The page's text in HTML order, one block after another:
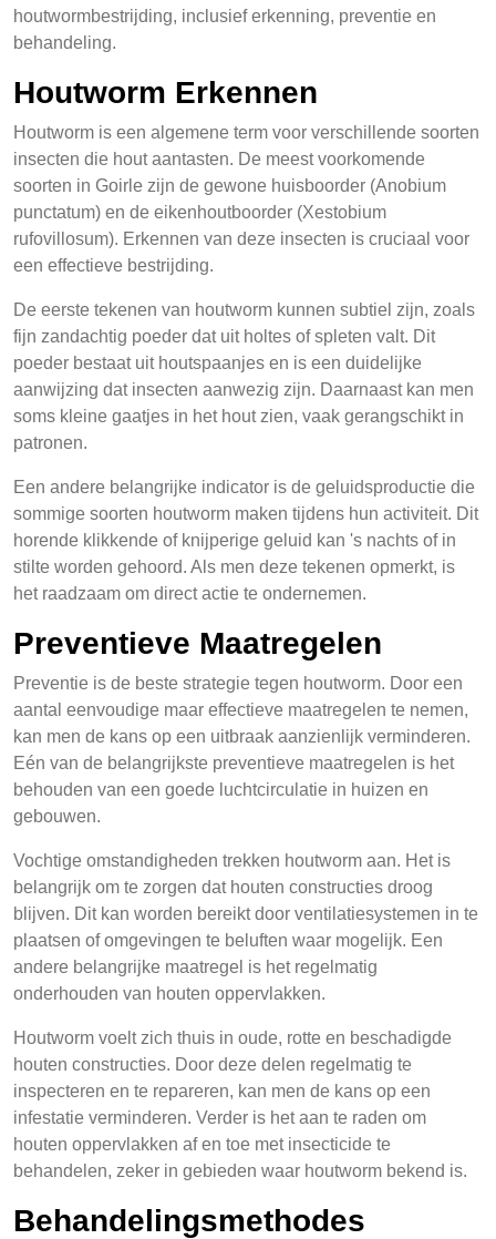
houtwormbestrijding, inclusief erkenning, preventie en
behandeling.
Houtworm Erkennen
Houtworm is een algemene term voor verschillende soorten
insecten die hout aantasten. De meest voorkomende
soorten in Goirle zijn de gewone huisboorder (Anobium
punctatum) en de eikenhoutboorder (Xestobium
rufovillosum). Erkennen van deze insecten is cruciaal voor
een effectieve bestrijding.
De eerste tekenen van houtworm kunnen subtiel zijn, zoals
fijn zandachtig poeder dat uit holtes of spleten valt. Dit
poeder bestaat uit houtspaanjes en is een duidelijke
aanwijzing dat insecten aanwezig zijn. Daarnaast kan men
soms kleine gaatjes in het hout zien, vaak gerangschikt in
patronen.
Een andere belangrijke indicator is de geluidsproductie die
sommige soorten houtworm maken tijdens hun activiteit. Dit
horende klikkende of knijperige geluid kan 's nachts of in
stilte worden gehoord. Als men deze tekenen opmerkt, is
het raadzaam om direct actie te ondernemen.
Preventieve Maatregelen
Preventie is de beste strategie tegen houtworm. Door een
aantal eenvoudige maar effectieve maatregelen te nemen,
kan men de kans op een uitbraak aanzienlijk verminderen.
Eén van de belangrijkste preventieve maatregelen is het
behouden van een goede luchtcirculatie in huizen en
gebouwen.
Vochtige omstandigheden trekken houtworm aan. Het is
belangrijk om te zorgen dat houten constructies droog
blijven. Dit kan worden bereikt door ventilatiesystemen in te
plaatsen of omgevingen te beluften waar mogelijk. Een
andere belangrijke maatregel is het regelmatig
onderhouden van houten oppervlakken.
Houtworm voelt zich thuis in oude, rotte en beschadigde
houten constructies. Door deze delen regelmatig te
inspecteren en te repareren, kan men de kans op een
infestatie verminderen. Verder is het aan te raden om
houten oppervlakken af en toe met insecticide te
behandelen, zeker in gebieden waar houtworm bekend is.
Behandelingsmethodes